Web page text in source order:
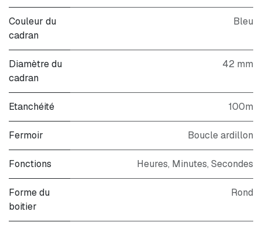
Couleur du
cadran
Bleu
Diamètre du
cadran
42 mm
Etanchéité 100m
Fermoir Boucle ardillon
Fonctions Heures, Minutes, Secondes
Forme du
boitier
Rond